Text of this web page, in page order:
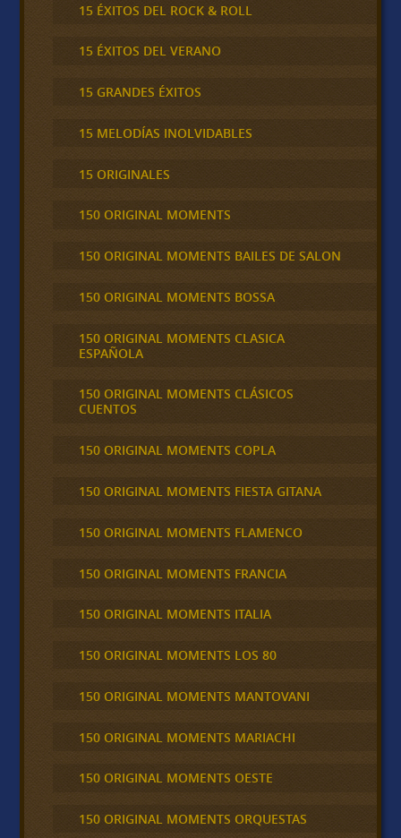
15 ÉXITOS DEL ROCK & ROLL
15 ÉXITOS DEL VERANO
15 GRANDES ÉXITOS
15 MELODÍAS INOLVIDABLES
15 ORIGINALES
150 ORIGINAL MOMENTS
150 ORIGINAL MOMENTS BAILES DE SALON
150 ORIGINAL MOMENTS BOSSA
150 ORIGINAL MOMENTS CLASICA
ESPAÑOLA
150 ORIGINAL MOMENTS CLÁSICOS
CUENTOS
150 ORIGINAL MOMENTS COPLA
150 ORIGINAL MOMENTS FIESTA GITANA
150 ORIGINAL MOMENTS FLAMENCO
150 ORIGINAL MOMENTS FRANCIA
150 ORIGINAL MOMENTS ITALIA
150 ORIGINAL MOMENTS LOS 80
150 ORIGINAL MOMENTS MANTOVANI
150 ORIGINAL MOMENTS MARIACHI
150 ORIGINAL MOMENTS OESTE
150 ORIGINAL MOMENTS ORQUESTAS